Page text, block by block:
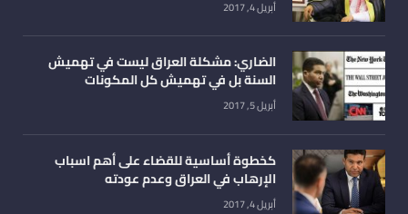
أبريل 4, 2017
الضاري: مشكلة العراق ليست في تهميش
السنة بل في تهميش كل المكونات
أبريل 5, 2017
كخطوة أساسية للقضاء على أهم اسباب
الإرهاب في العراق وعدم عودته
أبريل 4, 2017